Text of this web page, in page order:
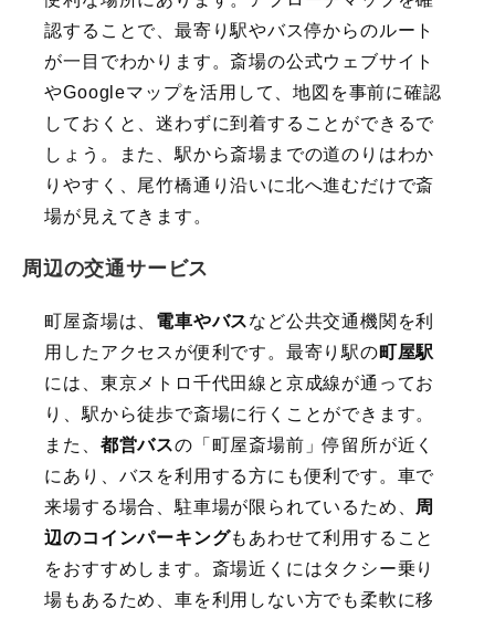
認することで、最寄り駅やバス停からのルート
が一目でわかります。斎場の公式ウェブサイト
やGoogleマップを活用して、地図を事前に確認
しておくと、迷わずに到着することができるで
しょう。また、駅から斎場までの道のりはわか
りやすく、尾竹橋通り沿いに北へ進むだけで斎
場が見えてきます。
周辺の交通サービス
町屋斎場は、 電車やバスなど公共交通機関を利
用したアクセスが便利です。最寄り駅の町屋駅
には、東京メトロ千代田線と京成線が通ってお
り、駅から徒歩で斎場に行くことができます。
また、 都営バスの「町屋斎場前」停留所が近く
にあり、バスを利用する方にも便利です。車で
来場する場合、駐車場が限られているため、 周
辺のコインパーキングもあわせて利用すること
をおすすめします。斎場近くにはタクシー乗り
場もあるため、車を利用しない方でも柔軟に移